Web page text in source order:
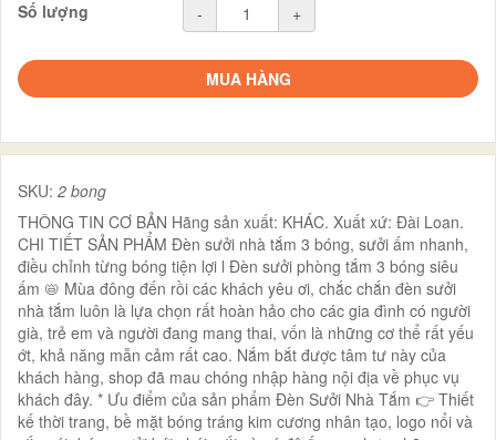
Số lượng
- +
MUA HÀNG
SKU: 2 bong
THÔNG TIN CƠ BẢN Hãng sản xuất: KHÁC. Xuất xứ: Đài Loan.
CHI TIẾT SẢN PHẨM Đèn sưởi nhà tắm 3 bóng, sưởi ấm nhanh,
điều chỉnh từng bóng tiện lợi l Đèn sưởi phòng tắm 3 bóng siêu
ấm 📛 Mùa đông đến rồi các khách yêu ơi, chắc chắn đèn sưởi
nhà tắm luôn là lựa chọn rất hoàn hảo cho các gia đình có người
già, trẻ em và người đang mang thai, vốn là những cơ thể rất yếu
ớt, khả năng mẫn cảm rất cao. Nắm bắt được tâm tư này của
khách hàng, shop đã mau chóng nhập hàng nội địa về phục vụ
khách đây. * Ưu điểm của sản phẩm Đèn Sưởi Nhà Tắm 👉 Thiết
kế thời trang, bề mặt bóng tráng kim cương nhân tạo, logo nổi và